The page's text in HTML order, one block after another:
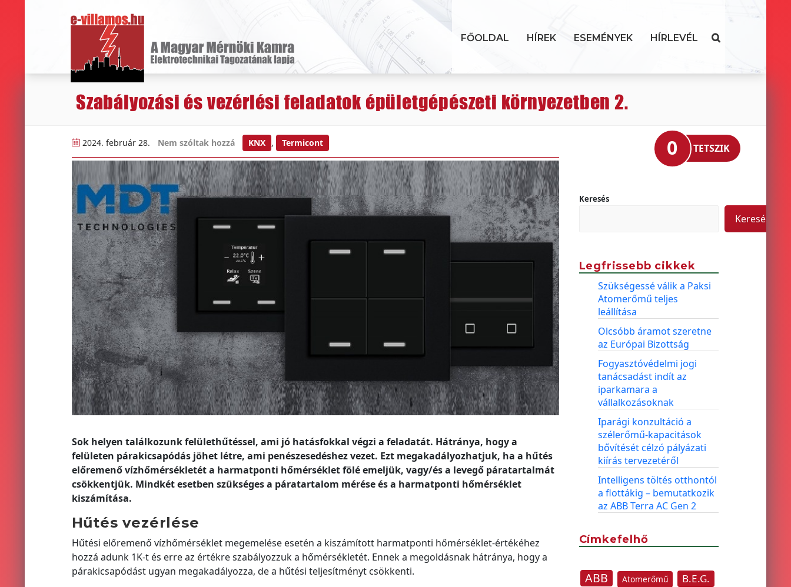
FŐOLDAL HÍREK ESEMÉNYEK HÍRLEVÉL
Szabályozási és vezérlési feladatok épületgépészeti környezetben 2.
2024. február 28. Nem szóltak hozzá KNX , Termicont
Sok helyen találkozunk felülethűtéssel, ami jó hatásfokkal végzi a feladatát. Hátránya, hogy a
felületen párakicsapódás jöhet létre, ami penészesedéshez vezet. Ezt megakadályozhatjuk, ha a hűtés
előremenő vízhőmérsékletét a harmatponti hőmérséklet fölé emeljük, vagy/és a levegő páratartalmát
csökkentjük. Mindkét esetben szükséges a páratartalom mérése és a harmatponti hőmérséklet
kiszámítása.
Hűtés vezérlése
Hűtési előremenő vízhőmérséklet megemelése esetén a kiszámított harmatponti hőmérséklet-értékéhez
hozzá adunk 1K-t és erre az értékre szabályozzuk a hőmérsékletét. Ennek a megoldásnak hátránya, hogy a
párakicsapódást ugyan megakadályozza, de a hűtési teljesítményt csökkenti.
0 TETSZIK
Keresés
Keresés
Legfrissebb cikkek
Szükségessé válik a Paksi
Atomerőmű teljes
leállítása
Olcsóbb áramot szeretne
az Európai Bizottság
Fogyasztóvédelmi jogi
tanácsadást indít az
iparkamara a
vállalkozásoknak
Iparági konzultáció a
szélerőmű-kapacitások
bővítését célzó pályázati
kiírás tervezetéről
Intelligens töltés otthontól
a flottákig – bemutatkozik
az ABB Terra AC Gen 2
Címkefelhő
ABB Atomerőmű B.E.G.